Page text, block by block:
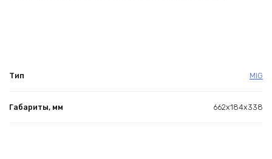
Тип MIG
Габариты, мм 662x184x338